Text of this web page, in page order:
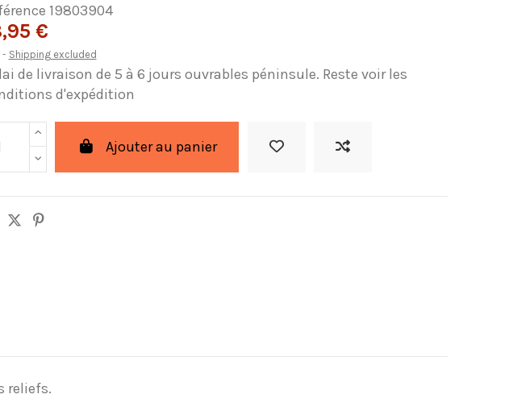
19803904
€
Shipping excluded
de livraison de 5 à 6 jours ouvrables péninsule. Reste voir les
d'expédition
Ajouter au panier
reliefs.